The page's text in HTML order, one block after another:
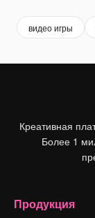
видео игры
Креативная
Более 1
Продукция